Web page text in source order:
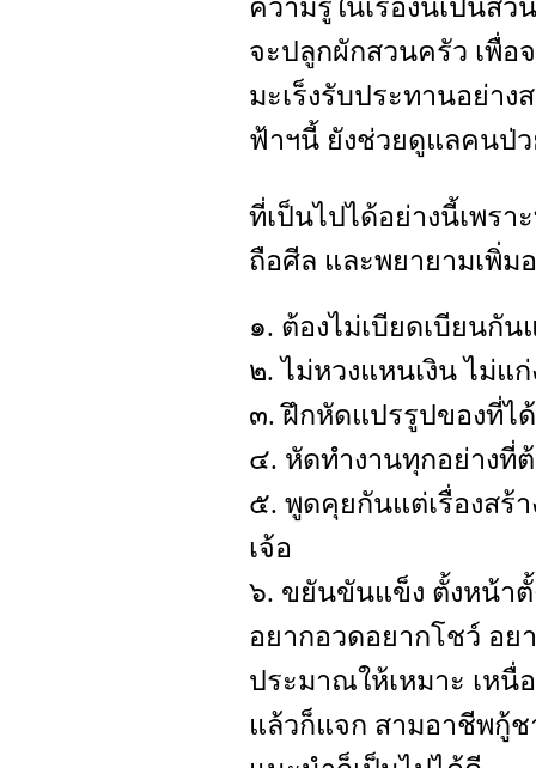
ความรู้ในเรื่องนี้เป็นส่
จะปลูกผักสวนครัว เพื่อ
มะเร็งรับประทานอย่า
ฟ้าฯนี้ ยังช่วยดูแลคนป่ว
ที่เป็นไปได้อย่างนี้เพร
ถือศีล และพยายามเพิ่ม
๑. ต้องไม่เบียดเบียนกัน
๒. ไม่หวงแหนเงิน ไม่แ
๓. ฝึกหัดแปรรูปของที่ไ
๔. หัดทำงานทุกอย่างที่
๕. พูดคุยกันแต่เรื่องสร้
เจ้อ
๖. ขยันขันแข็ง ตั้งหน้าตั้
อยากอวดอยากโชว์ อย
ประมาณให้เหมาะ เหนื่
แล้วก็แจก สามอาชีพกู้